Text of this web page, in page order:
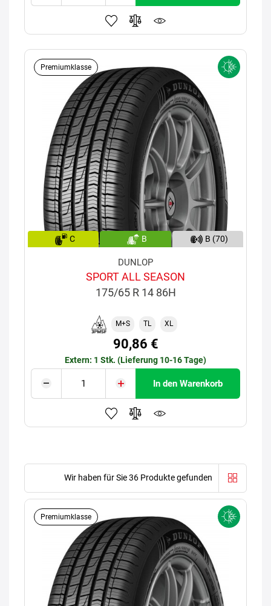
Premiumklasse
C B B (70)
DUNLOP
SPORT ALL SEASON
175/65 R 14 86H
M+S TL XL
90,86 €
Extern: 1 Stk. (Lieferung 10-16 Tage)
In den Warenkorb
Wir haben für Sie 36 Produkte gefunden
Premiumklasse